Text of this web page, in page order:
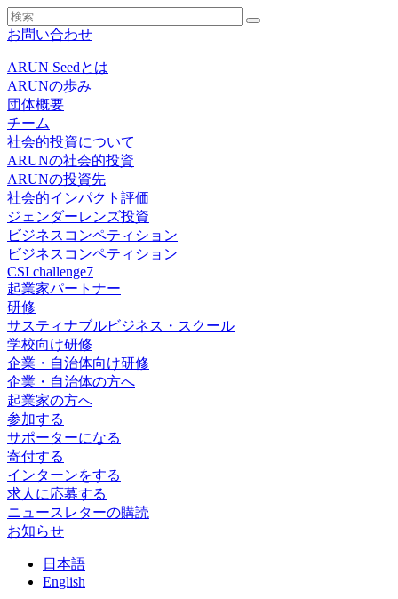
お問い合わせ
ARUN Seedとは
ARUNの歩み
団体概要
チーム
社会的投資について
ARUNの社会的投資
ARUNの投資先
社会的インパクト評価
ジェンダーレンズ投資
ビジネスコンペティション
ビジネスコンペティション
CSI challenge7
起業家パートナー
研修
サスティナブルビジネス・スクール
学校向け研修
企業・自治体向け研修
企業・自治体の方へ
起業家の方へ
参加する
サポーターになる
寄付する
インターンをする
求人に応募する
ニュースレターの購読
お知らせ
日 本語
English